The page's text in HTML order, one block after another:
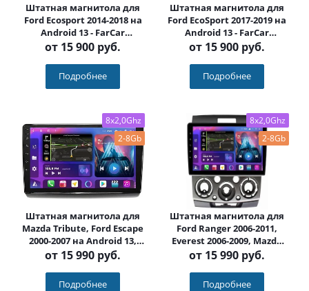
Штатная магнитола для
Ford Ecosport 2014-2018 на
Android 13 - FarCar
(D/DX232M)
от 15 900 руб.
Подробнее
Штатная магнитола для
Ford EcoSport 2017-2019 на
Android 13 - FarCar
(D/DX1018M)
от 15 900 руб.
Подробнее
8x2,0Ghz
2-8Gb
Штатная магнитола для
Mazda Tribute, Ford Escape
2000-2007 на Android 13,
QLED/2K, 4G - FarCar S500
Plus (3032M)
от 15 990 руб.
Подробнее
8x2,0Ghz
2-8Gb
Штатная магнитола для
Ford Ranger 2006-2011,
Everest 2006-2009, Mazda
BT-50 2006-2011 на Android
13, QLED/2K, 4G - FarCar
S500 Plus (3021M серебро)
от 15 990 руб.
Подробнее